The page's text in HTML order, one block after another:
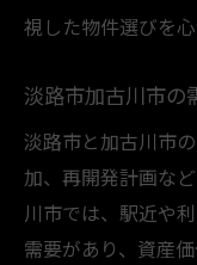
視した物件選びを心
淡路市加古川市の
淡路市と加古川市
加、再開発計画な
川市では、駅近や
需要があり、資産